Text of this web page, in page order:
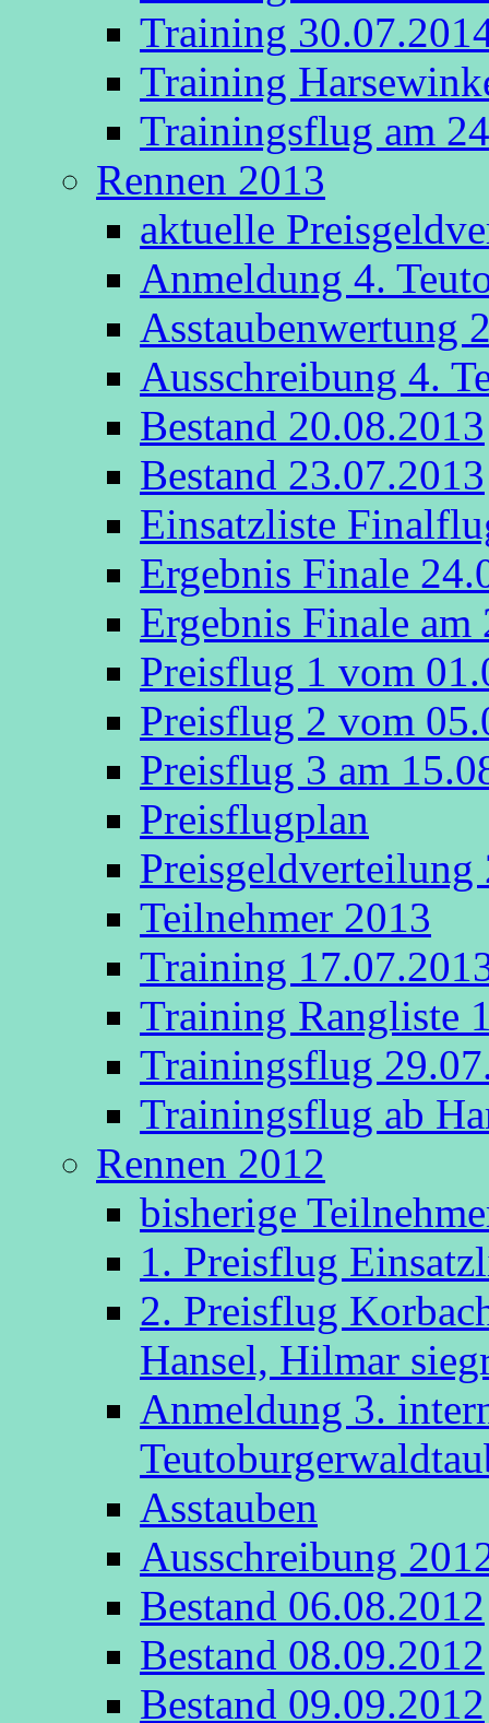
Training
Training
Trainingsflug am
Rennen 2013
aktuelle
Anmeldung 4.
Asstaubenwertung
Ausschreibung 4.
Bestand 20.08.2013
Bestand 23.07.2013
Einsatzliste
Ergebnis Finale
Ergebnis Finale am
Preisflug 1 vom
Preisflug 2 vom
Preisflug 3 am
Preisflugplan
Preisgeldverteilung
Teilnehmer 2013
Training
Training Rangliste
Trainingsflug
Trainingsflug ab
Rennen 2012
bisherige
1. Preisflug
2. Preisflug
Hansel, Hilmar
Anmeldung 3.
Asstauben
Ausschreibung
Bestand 06.08.2012
Bestand 08.09.2012
Bestand 09.09.2012